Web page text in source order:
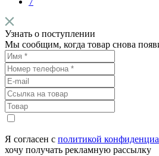
Узнать о поступлении
Мы сообщим, когда товар снова
Я согласен с политикой
хочу получать рекламную рассылку